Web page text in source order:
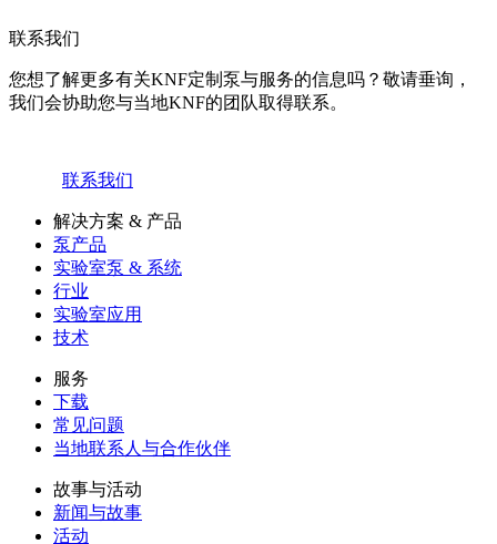
联系我们
您想了解更多有关KNF定制泵与服务的信息吗？敬请垂询，
我们会协助您与当地KNF的团队取得联系。
联系我们
解决方案 & 产品
泵产品
实验室泵 & 系统
行业
实验室应用
技术
服务
下载
常见问题
当地联系人与合作伙伴
故事与活动
新闻与故事
活动